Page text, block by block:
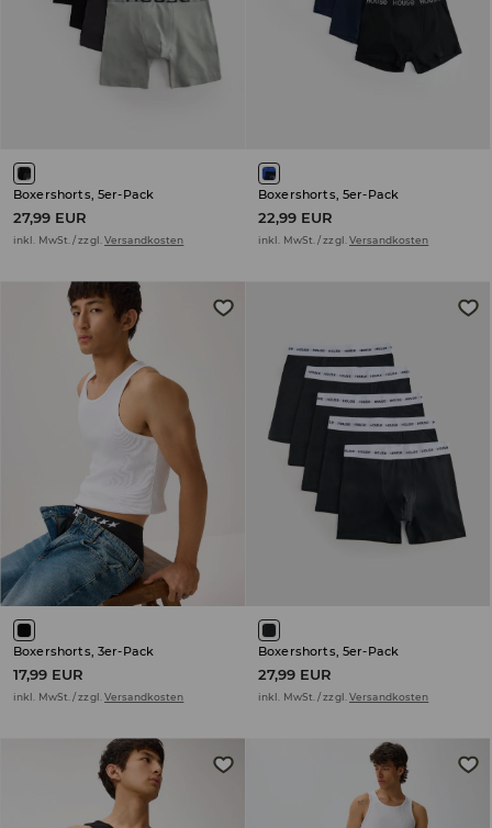
Boxershorts, 5er-Pack
27,99 EUR
inkl. MwSt. / zzgl. Versandkosten
Boxershorts, 5er-Pack
22,99 EUR
inkl. MwSt. / zzgl. Versandkosten
Boxershorts, 3er-Pack
17,99 EUR
inkl. MwSt. / zzgl.Versandkosten
Boxershorts, 5er-Pack
27,99 EUR
inkl. MwSt. / zzgl.Versandkosten